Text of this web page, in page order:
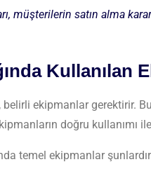
müşterilerin satın alma
Kullanılan
, belirli ekipmanlar gerektirir.
doğru kullanımı
temel ekipmanlar